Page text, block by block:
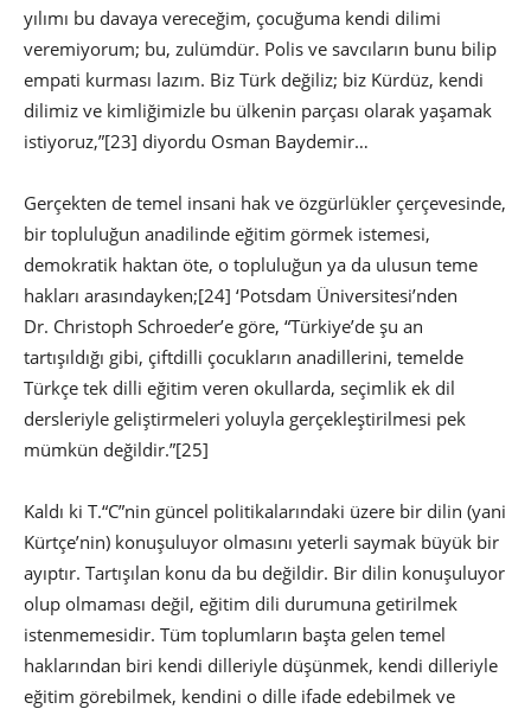
yılımı bu davaya vereceğim, çocuğuma kendi dilimi
veremiyorum; bu, zulümdür. Polis ve savcıların bunu bilip
empati kurması lazım. Biz Türk değiliz; biz Kürdüz, kendi
dilimiz ve kimliğimizle bu ülkenin parçası olarak yaşamak
istiyoruz,”[23] diyordu Osman Baydemir…
Gerçekten de temel insani hak ve özgürlükler çerçevesinde,
bir topluluğun anadilinde eğitim görmek istemesi,
demokratik haktan öte, o topluluğun ya da ulusun teme
hakları arasındayken;[24] ‘Potsdam Üniversitesi’nden
Dr. Christoph Schroeder’e göre, “Türkiye’de şu an
tartışıldığı gibi, çiftdilli çocukların anadillerini, temelde
Türkçe tek dilli eğitim veren okullarda, seçimlik ek dil
dersleriyle geliştirmeleri yoluyla gerçekleştirilmesi pek
mümkün değildir.”[25]
Kaldı ki T.“C”nin güncel politikalarındaki üzere bir dilin (yani
Kürtçe’nin) konuşuluyor olmasını yeterli saymak büyük bir
ayıptır. Tartışılan konu da bu değildir. Bir dilin konuşuluyor
olup olmaması değil, eğitim dili durumuna getirilmek
istenmemesidir. Tüm toplumların başta gelen temel
haklarından biri kendi dilleriyle düşünmek, kendi dilleriyle
eğitim görebilmek, kendini o dille ifade edebilmek ve